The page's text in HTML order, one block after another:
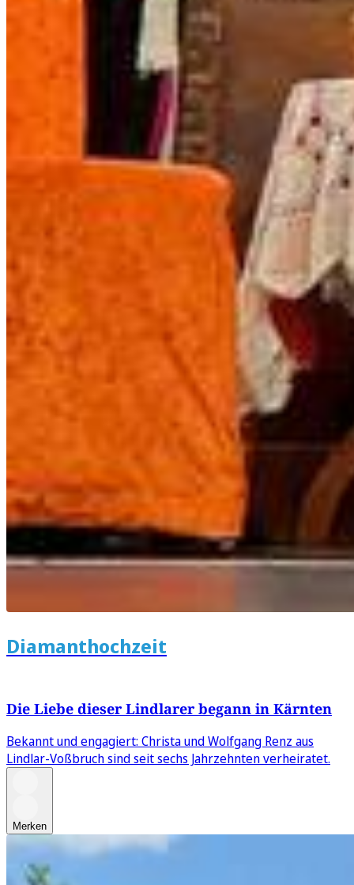
Diamanthochzeit
Die Liebe dieser Lindlarer begann in Kärnten
Bekannt und engagiert: Christa und Wolfgang Renz aus
Lindlar-Voßbruch sind seit sechs Jahrzehnten verheiratet.
Merken